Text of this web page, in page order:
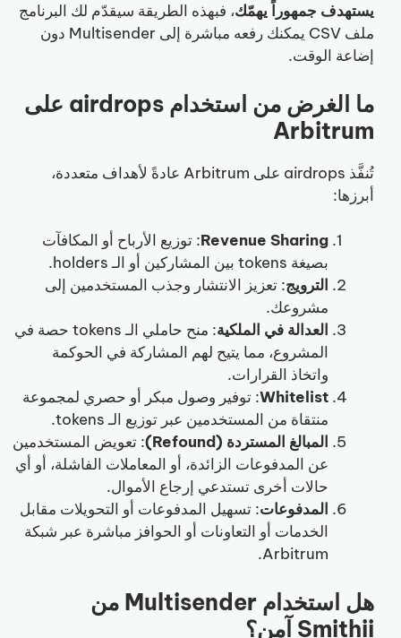
يستهدف جمهوراً يهمّك، فبهذه الطريقة سيقدّم لك البرنامج
ملف CSV يمكنك رفعه مباشرة إلى Multisender دون
إضاعة الوقت.
ما الغرض من استخدام airdrops على
Arbitrum
تُنفَّذ airdrops على Arbitrum عادةً لأهداف متعددة،
أبرزها:
Revenue Sharing: توزيع الأرباح أو المكافآت
بصيغة tokens بين المشاركين أو الـ holders.
الترويج: تعزيز الانتشار وجذب المستخدمين إلى
مشروعك.
العدالة في الملكية
: منح حاملي الـ tokens حصة في
المشروع، مما يتيح لهم المشاركة في الحوكمة
واتخاذ القرارات.
Whitelist: توفير وصول مبكر أو حصري لمجموعة
منتقاة من المستخدمين عبر توزيع الـ tokens.
المبالغ المستردة (Refound)
: تعويض المستخدمين
عن المدفوعات الزائدة، أو المعاملات الفاشلة، أو أي
حالات أخرى تستدعي إرجاع الأموال.
المدفوعات: تسهيل المدفوعات أو التحويلات مقابل
الخدمات أو التعاونات أو الحوافز مباشرة عبر شبكة
Arbitrum.
هل استخدام Multisender من
Smithii آمن؟